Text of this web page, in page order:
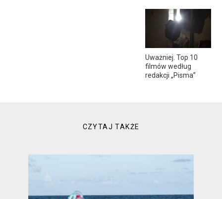
Uważniej. Top 10
filmów według
redakcji „Pisma”
CZYTAJ TAKŻE